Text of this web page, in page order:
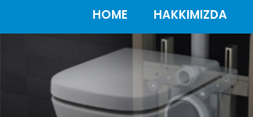
HOME HAKKIMIZDA